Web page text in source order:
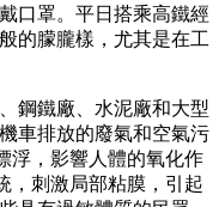
口罩。平日搭乘高鐵經
的朦朧樣，尤其是在工
鋼鐵廠、水泥廠和大型
車排放的廢氣和空氣污
浮，影響人體的氧化作
，刺激局部粘膜，引起